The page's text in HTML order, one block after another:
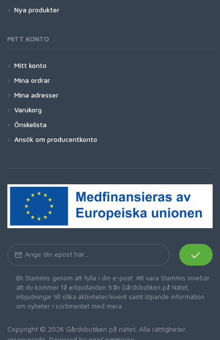
Nya produkter
MITT KONTO
Mitt konto
Mina ordrar
Mina adresser
Varukorg
Önskelista
Ansök om producentkonto
Bli Stammis genom att fylla i din e-post. Att vara Stammis innebär
att du kommer få erbjudanden från Gårdsbutiken på Nätet,
inbjudningar till olika aktiviteter/event samt löpande information
om nyheter i sortimentet med mera.
Copyright © 2026 Gårdsbutiken på nätet. Alla rättigheter